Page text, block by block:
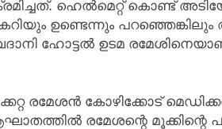
ഹെല്‍മെറ്റ് കൊണ്ട്
കറിയും ഉണ്ടെന്നും
ഹോട്ടല്‍ ഉടമ
രമേശന്‍ കോഴിക്കോട്
രമേശന്റെ മൂക്കിന്റെ